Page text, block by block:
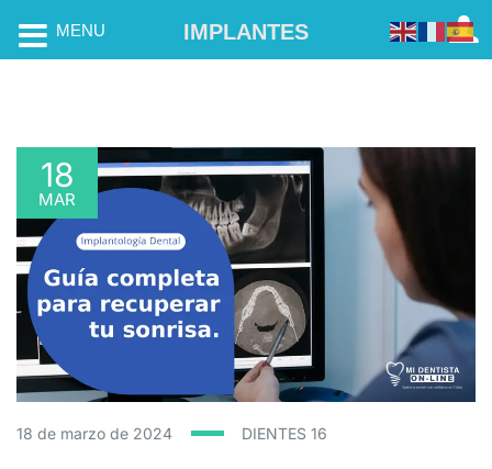
18
MAR
18 de marzo de 2024 DIENTES 16
MENU IMPLANTES